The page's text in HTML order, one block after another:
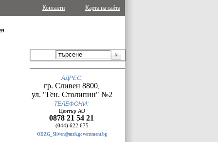
Карта на сайта
Контакти
АДРЕС:
гр. Сливен 8800,
ул. "Ген. Столипин" №2
ТЕЛЕФОНИ:
Център АО
0878 21 54 21
(044) 622 675
ODZG_Sliven@mzh.government.bg